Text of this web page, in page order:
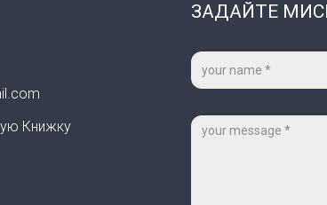
Книжку
ЗАДАЙТЕ
Ваше
имя
Сообщение